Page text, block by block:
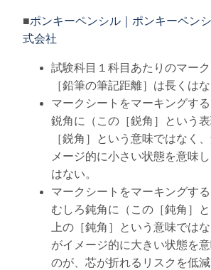
■ポンキーペンシル｜ポンキーペン
式会社
試験科目１科目あたりのマー
［鉛筆の筆記距離］は長くはな
マークシートをマーキングする
鋭角に（この［鋭角］という
［鋭角］という意味ではなく
メージ的に小さい状態を意味
はない。
マークシートをマーキングする
むしろ鈍角に（この［鈍角］
上の［鈍角］という意味では
がイメージ的に大きい状態を
のが、芯が折れるリスクを低